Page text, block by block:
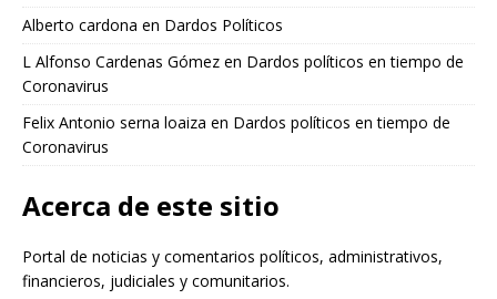
Alberto cardona en Dardos Políticos
L Alfonso Cardenas Gómez en Dardos políticos en tiempo de
Coronavirus
Felix Antonio serna loaiza en Dardos políticos en tiempo de
Coronavirus
Acerca de este sitio
Portal de noticias y comentarios políticos, administrativos,
financieros, judiciales y comunitarios.